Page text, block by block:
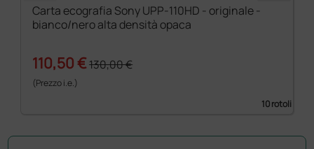
Carta ecografia Sony UPP-110HD - originale -
bianco/nero alta densità opaca
110,50 €130,00 €
(Prezzo i.e.)
10 rotoli